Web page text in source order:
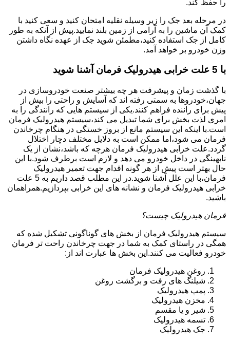
را حفظ کند.
در مرحله بعد جک را زیر وسیله نقلیه امتحان کنید و سعی کنید با
کمک آن ماشین را به آرامی از زمین بلند نمایید.پیش از آنکه به طور
کامل از جک استفاده کنید،مطمئن شوید جک از عهده نگاه داشتن
وزن خودرو بر خواهد آمد.
با 5 علت خرابی هیدرولیک فرمان آشنا شوید
با گذشت زمان و پیشرفت هر چه بیشتر صنعت خودروسازی در
جهان،خودروها به سمتی رفته اند که آسایش و راحتی را بیش از
پیش برای راننده فراهم کنند.یکی از سیستم هایی که رانندگی را به
امری لذت بخش برای شما تبدیل می کند،سیستم هیدرولیک فرمان
است.با اینکه این سیستم مانع از بروز خستگی در هنگام چرخاندن
فرمان می شود،اما ممکن است به دلایل مختلف دچار اختلال
گردد.علت خرابی هیدرولیک فرمان هرچه که باشد،نشان از یک
نابهینگی در داخل خودرو می دهد و لازم است برطرف شود.با این
حال بهتر است پیش از هر گونه اقدام جهت تعمیر هیدرولیک
فرمان،با این علل آشنا شوید.در این مطلب قصد داریم به 5 علت
خرابی هیدرولیک فرمان و نشانه های این خرابی بپردازیم.همراهمان
باشید.
فرمان هیدرولیک چیست؟
سیستم هیدرولیک فرمان از بخش های گوناگونی تشکیل شده که
همگی در راستای کمک به شما در جهت چرخاندن راحت تر فرمان
خودرو فعالیت می کنند.این بخش ها عبارت اند از:
روغن هیدرولیک فرمان
شیلنگ های رفت و برگشت روغن
پمپ هیدرولیک
مخزن هیدرولیک
شیر و یا مقسم
تسمه هیدرولیک
جک هیدرولیک